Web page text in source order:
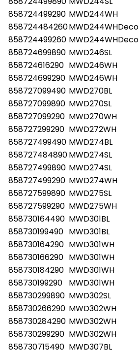
858724499290 MWD244WH
858724484260MWD244WHDeco
858724499260 MWD244WHDeco
858724699890 MWD246SL
858724616290 MWD246WH
858724699290 MWD246WH
858727099490 MWD270BL
858727099890 MWD270SL
858727099290 MWD270WH
858727299290 MWD272WH
858727499490 MWD274BL
858727484890MWD274SL
858727499890 MWD274SL
858727499290 MWD274WH
858727599890 MWD275SL
858727599290 MWD275WH
858730164490 MWD301BL
858730199490 MWD301BL
858730164290 MWD301WH
858730166290 MWD301WH
858730184290 MWD301WH
858730199290
MWD301WH
858730299890 MWD302SL
858730266290 MWD302WH
858730284290 MWD302WH
858730299290 MWD302WH
858730715490 MWD307BL